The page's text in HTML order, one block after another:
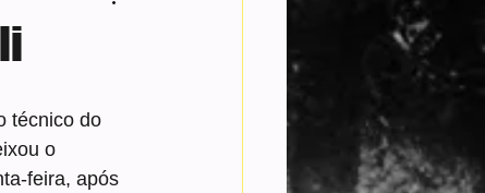
técnico do
o
feira, após